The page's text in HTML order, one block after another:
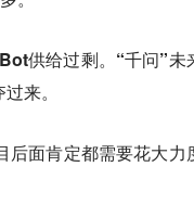
供给过剩。“千问”未
来。
后面肯定都需要花大力